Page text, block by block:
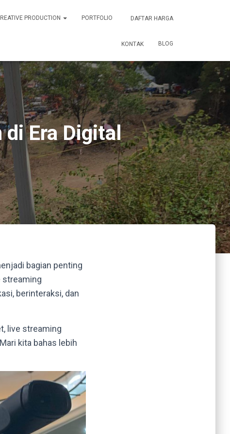
PRODUCTION PORTFOLIO DAFTAR HARGA
KONTAK BLOG
di Era Digital
bagian penting
streaming
berinteraksi, dan
live streaming
kita bahas lebih